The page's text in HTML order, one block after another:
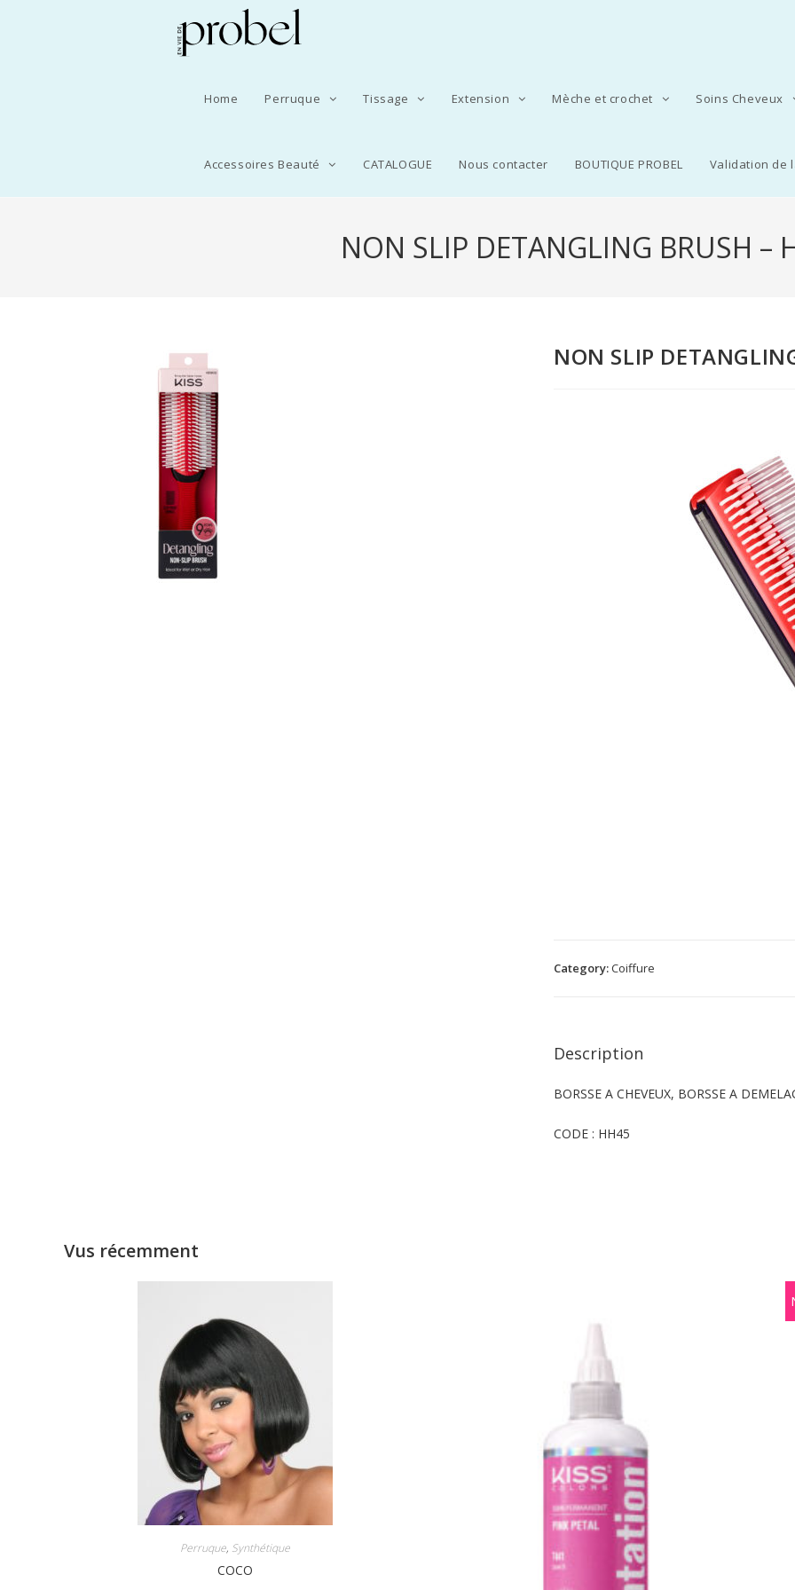
Home Perruque Tissage Extension Mèche et crochet Soins Cheveux
Accessoires Beauté CATALOGUE Nous contacter BOUTIQUE PROBEL Validation de
NON SLIP DETANGLING BRUSH –
NON SLIP
Category:Coiffure
Description
BORSSE A CHEVEUX, BORSSE A
CODE : HH45
Vus récemment
Perruque, Synthétique
COCO